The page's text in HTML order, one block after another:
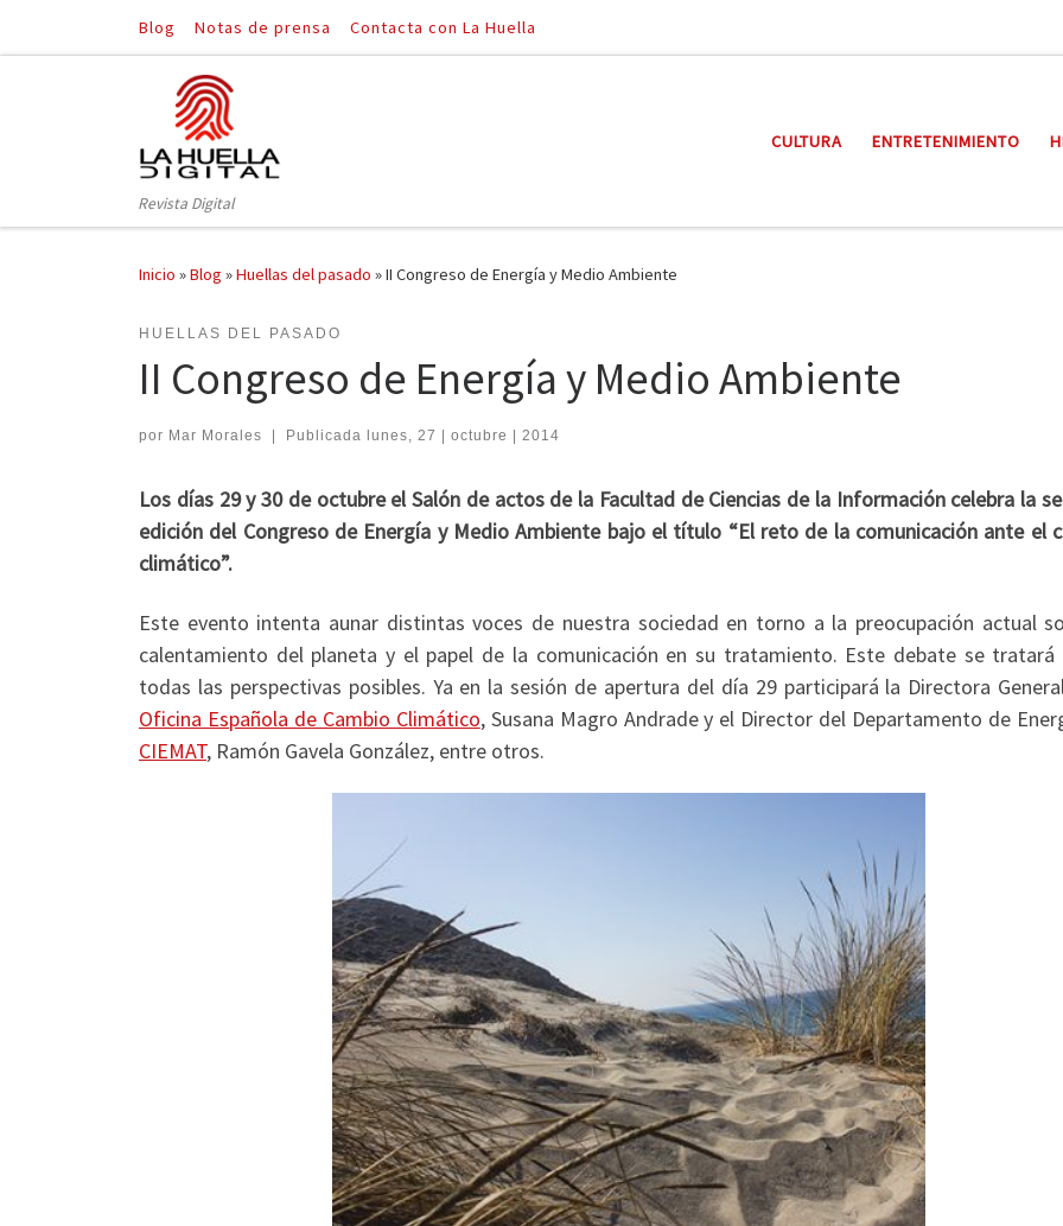
Saltar al contenido
Blog Notas de prensa Contacta con La Huella
Revista Digital
CULTURA ENTRETENIMIENTO
Inicio »Blog »Huellas del pasado »II Congreso de Energía y Medio Ambiente
HUELLAS DEL PASADO
II Congreso de Energía y Medio Ambiente
por Mar Morales Publicada lunes, 27 | octubre | 2014
Los días 29 y 30 de octubre el Salón de actos de la Facultad de Ciencias de la Información celebra la
edición del Congreso de Energía y Medio Ambiente bajo el título “El reto de la comunicación ante el
climático”.
Este evento intenta aunar distintas voces de nuestra sociedad en torno a la preocupación actual
calentamiento del planeta y el papel de la comunicación en su tratamiento. Este debate se tratará
todas las perspectivas posibles. Ya en la sesión de apertura del día 29 participará la Directora
Oficina Española de Cambio Climático, Susana Magro Andrade y el Director del Departamento de
CIEMAT, Ramón Gavela González, entre otros.